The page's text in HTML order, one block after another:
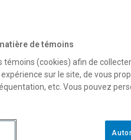
Québec et
de témoins
témoins (cookies) afin de
sur le site, de vous
etc. Vous pouvez